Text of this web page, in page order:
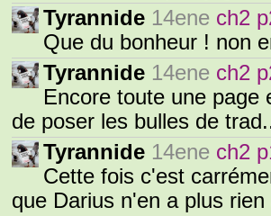
Tyrannide 14ene ch2
Que du bonheur ! non
Tyrannide 14ene ch2
Encore toute une page
de poser les bulles de
Tyrannide 14ene ch2
Cette fois c'est
que Darius n'en a plus